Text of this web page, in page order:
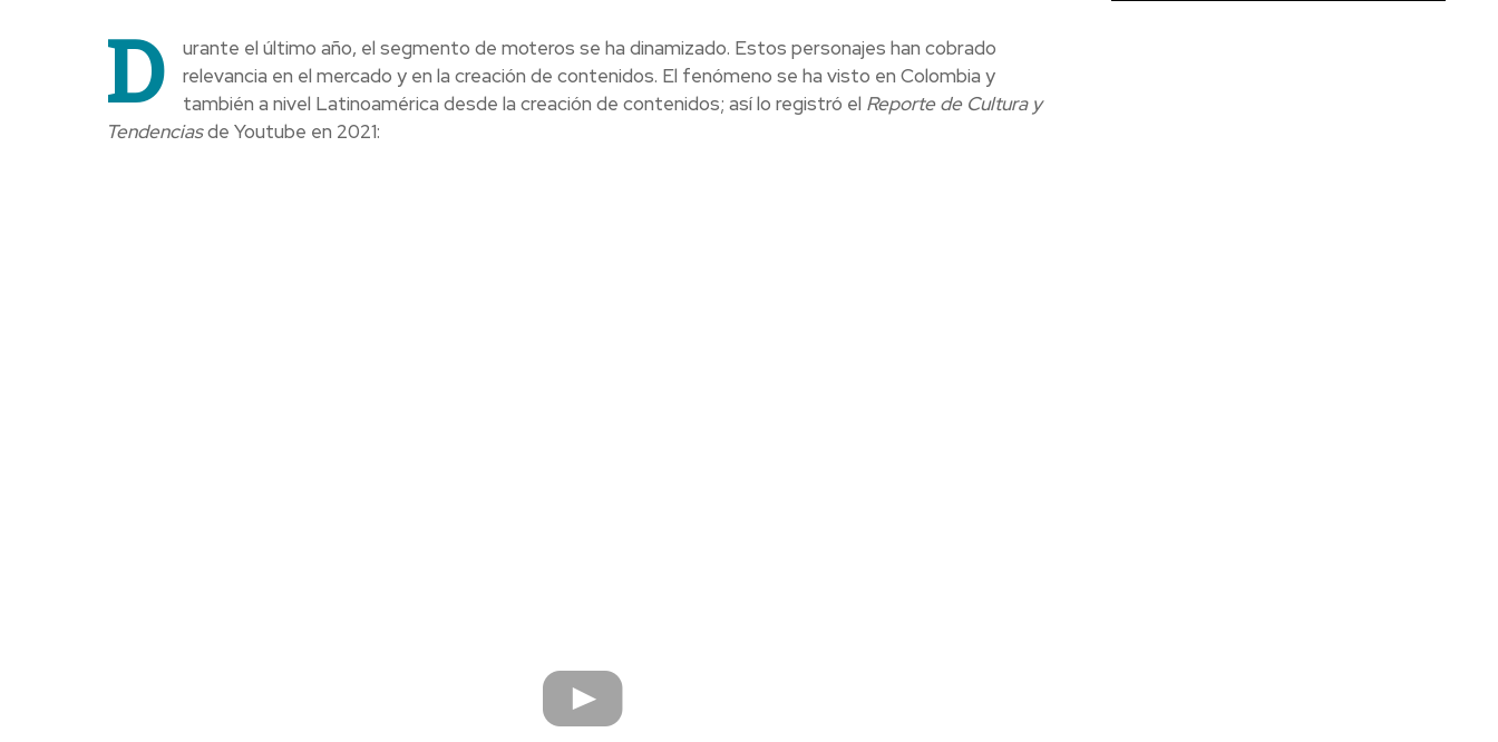
D
urante el último año, el segmento de moteros se ha dinamizado. Estos personajes han cobrado
relevancia en el mercado y en la creación de contenidos. El fenómeno se ha visto en Colombia y
también a nivel Latinoamérica desde la creación de contenidos; así lo registró el Reporte de Cultura y
Tendenciasde Youtube en 2021: